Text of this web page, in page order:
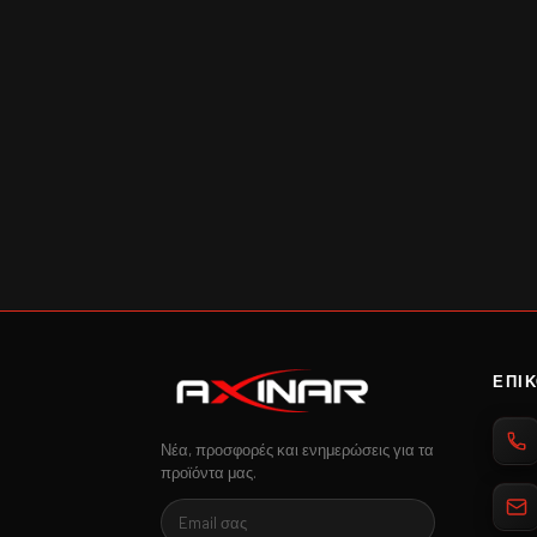
Νέα, προσφορές και ενημερώσεις για τα
προϊόντα μας.